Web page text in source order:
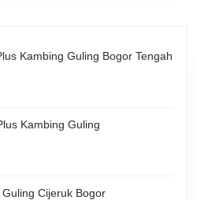
Kambing Guling Bogor Tengah
Kambing Guling
Cijeruk Bogor